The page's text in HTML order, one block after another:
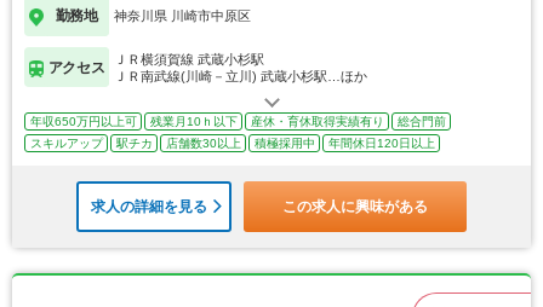
勤務地 神奈川県 川崎市中原区
アクセス
ＪＲ横須賀線 武蔵小杉駅
ＪＲ南武線(川崎－立川) 武蔵小杉駅…ほか
年収650万円以上可 残業月10ｈ以下 産休・育休取得実績有り
総合門前
スキルアップ
駅チカ 店舗数30以上 積極採用中 年間休日120日以上
求人の詳細を見る この求人に興味がある